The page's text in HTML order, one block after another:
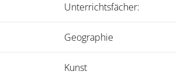
Unterrichtsfächer:
Geographie
Kunst